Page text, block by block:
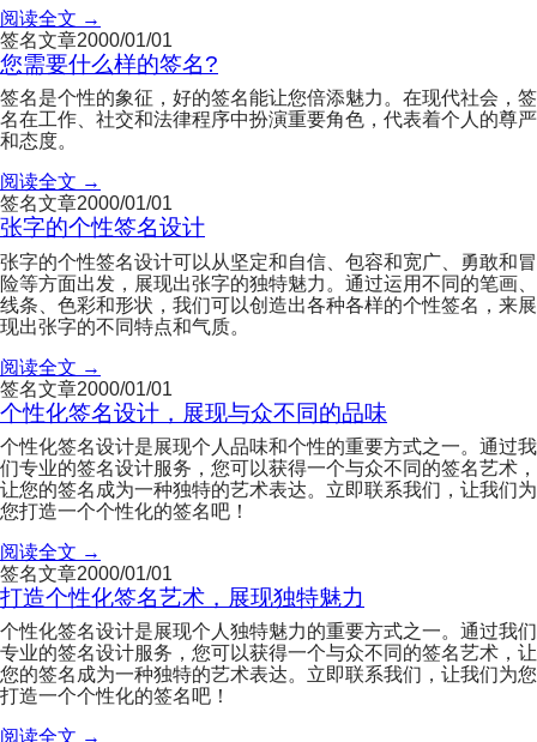
阅读全文 →
签名文章2000/01/01
您需要什么样的签名?
签名是个性的象征，好的签名能让您倍添魅力。在现代社会，签
名在工作、社交和法律程序中扮演重要角色，代表着个人的尊严
和态度。
阅读全文 →
签名文章2000/01/01
张字的个性签名设计
张字的个性签名设计可以从坚定和自信、包容和宽广、勇敢和冒
险等方面出发，展现出张字的独特魅力。通过运用不同的笔画、
线条、色彩和形状，我们可以创造出各种各样的个性签名，来展
现出张字的不同特点和气质。
阅读全文 →
签名文章2000/01/01
个性化签名设计，展现与众不同的品味
个性化签名设计是展现个人品味和个性的重要方式之一。通过我
们专业的签名设计服务，您可以获得一个与众不同的签名艺术，
让您的签名成为一种独特的艺术表达。立即联系我们，让我们为
您打造一个个性化的签名吧！
阅读全文 →
签名文章2000/01/01
打造个性化签名艺术，展现独特魅力
个性化签名设计是展现个人独特魅力的重要方式之一。通过我们
专业的签名设计服务，您可以获得一个与众不同的签名艺术，让
您的签名成为一种独特的艺术表达。立即联系我们，让我们为您
打造一个个性化的签名吧！
阅读全文 →